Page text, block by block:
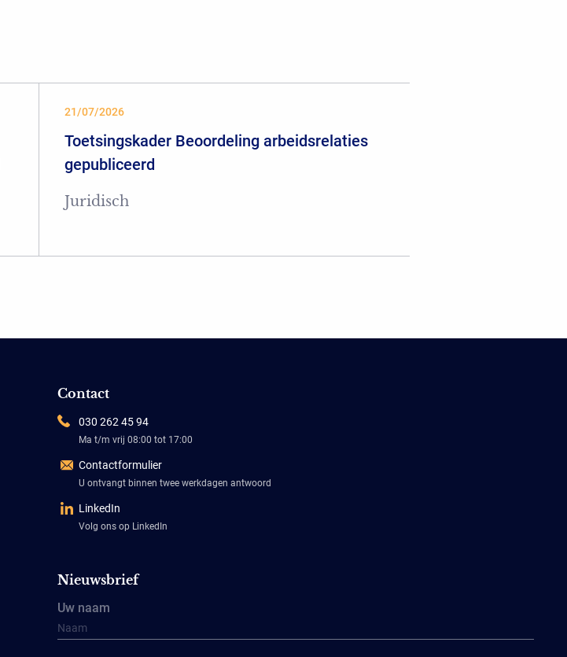
21/07/2026
Toetsingskader Beoordeling arbeidsrelaties
gepubliceerd
Juridisch
Contact
030 262 45 94
Ma t/m vrij 08:00 tot 17:00
Contactformulier
U ontvangt binnen twee werkdagen antwoord
LinkedIn
Volg ons op LinkedIn
Nieuwsbrief
Uw naam